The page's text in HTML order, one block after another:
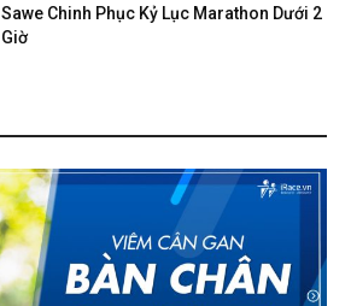
Sawe Chinh Phục Kỷ Lục Marathon Dưới 2
Giờ